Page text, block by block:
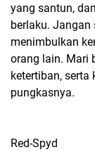
yang santun,
berlaku.
menimbulkan
orang lain. Mari
ketertiban, serta
pungkasnya.
Red-Spyd